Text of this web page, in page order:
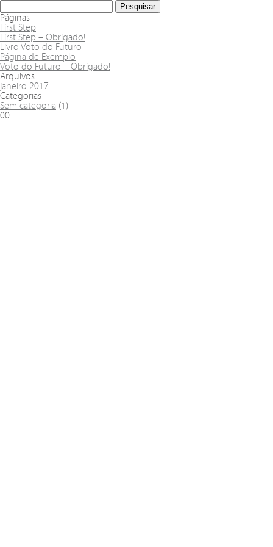
Páginas
First Step
First Step – Obrigado!
Livro Voto do Futuro
Página de Exemplo
Voto do Futuro – Obrigado!
Arquivos
janeiro 2017
Categorias
Sem categoria (1)
00